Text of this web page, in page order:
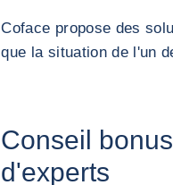
Coface propose des
que la situation de l'un
Conseil
d'experts